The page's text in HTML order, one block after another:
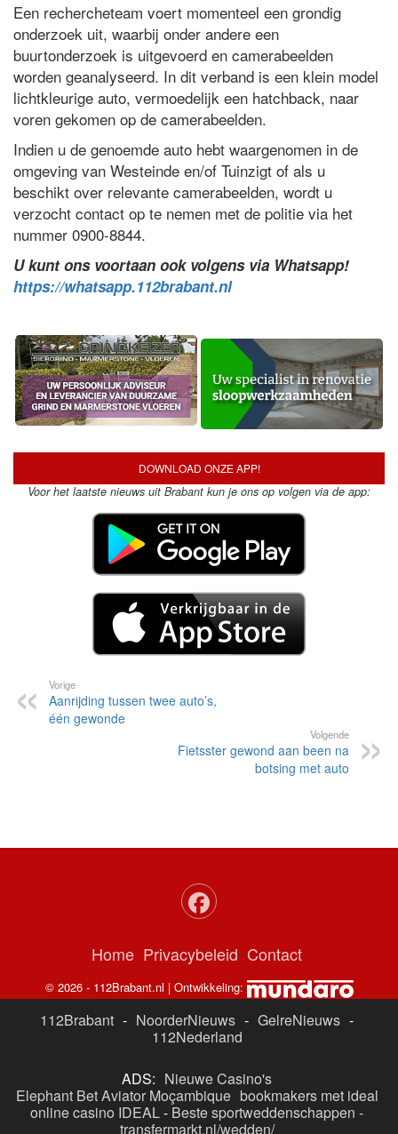
Een rechercheteam voert momenteel een grondig
onderzoek uit, waarbij onder andere een
buurtonderzoek is uitgevoerd en camerabeelden
worden geanalyseerd. In dit verband is een klein model
lichtkleurige auto, vermoedelijk een hatchback, naar
voren gekomen op de camerabeelden.
Indien u de genoemde auto hebt waargenomen in de
omgeving van Westeinde en/of Tuinzigt of als u
beschikt over relevante camerabeelden, wordt u
verzocht contact op te nemen met de politie via het
nummer 0900-8844.
U kunt ons voortaan ook volgens via Whatsapp!
https://whatsapp.112brabant.nl
DOWNLOAD ONZE APP!
Voor het laatste nieuws uit Brabant kun je ons op volgen via de app:
Vorige
Aanrijding tussen twee auto’s,
één gewonde
Volgende
Fietsster gewond aan been na
botsing met auto
Home Privacybeleid Contact
© 2026 - 112Brabant.nl | Ontwikkeling:
112Brabant - NoorderNieuws - GelreNieuws -
112Nederland
ADS: Nieuwe Casino's
Elephant Bet Aviator Moçambique bookmakers met ideal
online casino IDEAL- Beste sportweddenschappen -
transfermarkt.nl/wedden/